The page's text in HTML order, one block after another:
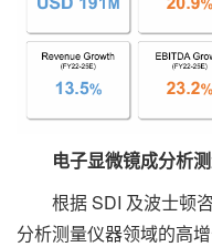
电子显微镜成分析测
根据 SDI 及波士顿咨
分析测量仪器领域的高